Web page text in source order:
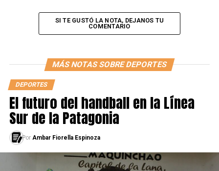
Boca y que nunca brillaron, dónde se encuentran y
por cuáles equipos pasaron.
SI TE GUSTÓ LA NOTA, DEJANOS TU
COMENTARIO
MÁS NOTAS SOBRE DEPORTES
DEPORTES
El futuro del handball en la Línea
Sur de la Patagonia
Por Ambar Fiorella Espinoza